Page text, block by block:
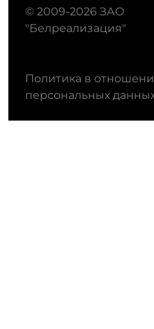
© 2009-2026 ЗАО
"Белреализация"
Политика в
персональных